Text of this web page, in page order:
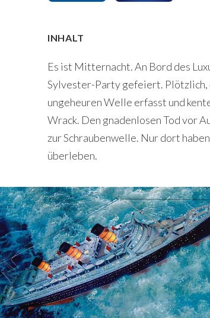
INHALT
Es ist Mitternacht. An Bord des
Sylvester-Party gefeiert. Plötzlich,
ungeheuren Welle erfasst und
Wrack. Den gnadenlosen Tod vor
zur Schraubenwelle. Nur dort
überleben.